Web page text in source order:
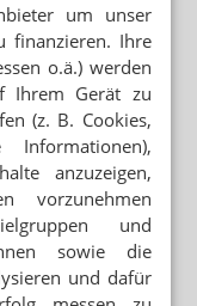
um unser
finanzieren. Ihre
o.ä.) werden
Ihrem Gerät zu
(z. B. Cookies,
Informationen),
anzuzeigen,
vorzunehmen
und
sowie die
und dafür
Zeit geben“
von
/ dm-med